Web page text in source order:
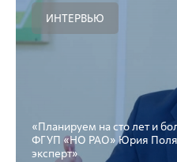
ИНТЕРВЬЮ
«Планируем на сто лет и
ФГУП «НО РАО» Юрия
эксперт»